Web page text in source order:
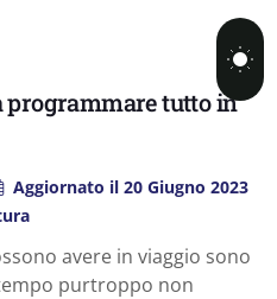
programmare tutto in
Aggiornato il 20 Giugno 2023
avere in viaggio sono
purtroppo non